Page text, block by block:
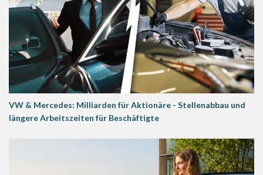
VW & Mercedes: Milliarden für Aktionäre - Stellenabbau und
längere Arbeitszeiten für Beschäftigte